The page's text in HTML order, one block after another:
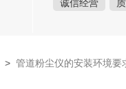
诚信经营
> 管道粉尘仪的安装环境要